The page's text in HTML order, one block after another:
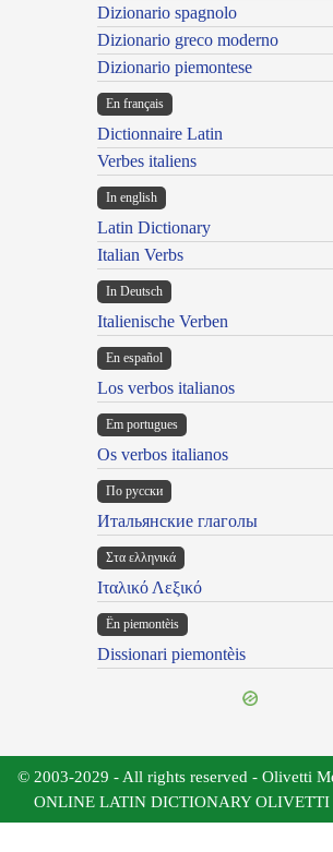
Dizionario spagnolo
Dizionario greco moderno
Dizionario piemontese
En français
Dictionnaire Latin
Verbes italiens
In english
Latin Dictionary
Italian Verbs
In Deutsch
Italienische Verben
En español
Los verbos italianos
Em portugues
Os verbos italianos
По русски
Итальянские глаголы
Στα ελληνικά
Ιταλικό Λεξικό
Ën piemontèis
Dissionari piemontèis
© 2003-2029 - All rights reserved - Olivetti
ONLINE LATIN DICTIONARY